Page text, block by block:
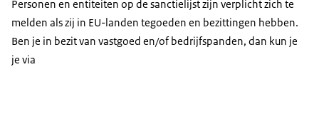
Personen en entiteiten op de sanctielijst zijn verplicht zich te
melden als zij in EU-landen tegoeden en bezittingen hebben.
Ben je in bezit van vastgoed en/of bedrijfspanden, dan kun je
je via